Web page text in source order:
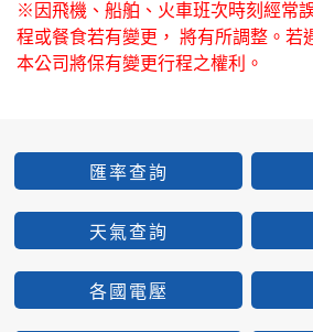
※因飛機、船舶、火車班次時刻經常
程或餐食若有變更， 將有所調整。若
本公司將保有變更行程之權利。
匯率查詢
天氣查詢
各國電壓